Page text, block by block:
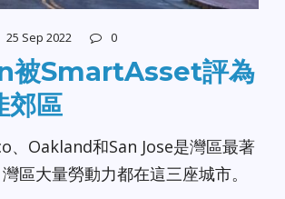
25 Sep 2022 0
被SmartAsset評為
郊區
、Oakland和San Jose是灣區最著
區大量勞動力都在這三座城市。